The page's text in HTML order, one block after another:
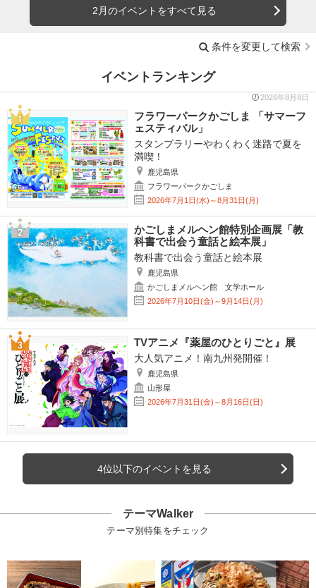
2月のイベントをすべて見る
条件を変更して検索
イベントランキング
2026年8月8日
フラワーパークかごしま 「サマーフ
ェスティバル」
スタンプラリーやわくわく迷路で夏を
満喫！
鹿児島県
フラワーパークかごしま
2026年7月1日(水)～8月31日(月)
かごしまメルヘン館特別企画展「教
科書で出会う童話と絵本展」
教科書で出会う童話と絵本展
鹿児島県
かごしまメルヘン館 文学ホール
2026年7月10日(金)～9月14日(月)
TVアニメ『薬屋のひとりごと』展
大人気アニメ！南九州発開催！
鹿児島県
山形屋
2026年7月31日(金)～8月16日(日)
4位以下のイベントを見る
テーマWalker
テーマ別特集をチェック